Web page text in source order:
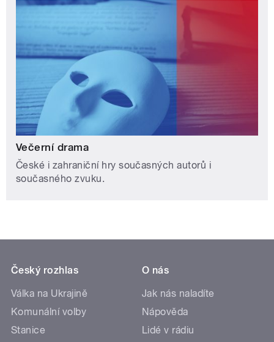
Večerní drama
České i zahraniční hry současných autorů i
současného zvuku.
Český rozhlas
Válka na Ukrajině
Komunální volby
Stanice
O nás
Jak nás naladíte
Nápověda
Lidé v rádiu